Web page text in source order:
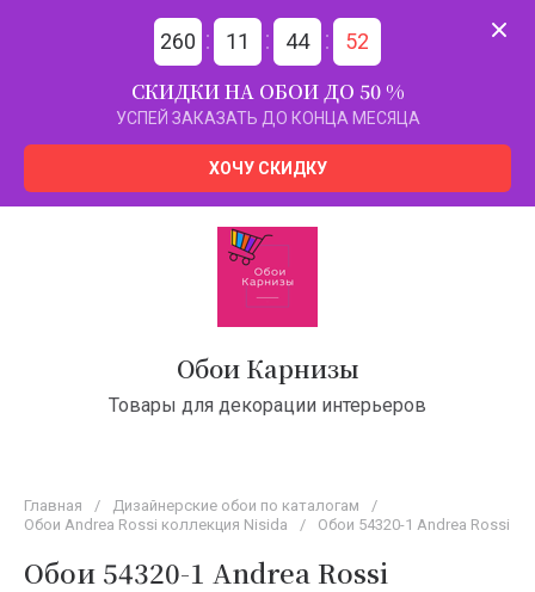
260 11 44 52
СКИДКИ НА ОБОИ ДО 50 %
УСПЕЙ ЗАКАЗАТЬ ДО КОНЦА МЕСЯЦА
ХОЧУ СКИДКУ
Обои Карнизы
Товары для декорации интерьеров
Главная / Дизайнерские обои по каталогам
/
Обои Andrea Rossi коллекция Nisida
/ Обои 54320-1 Andrea Rossi
Обои 54320-1 Andrea Rossi